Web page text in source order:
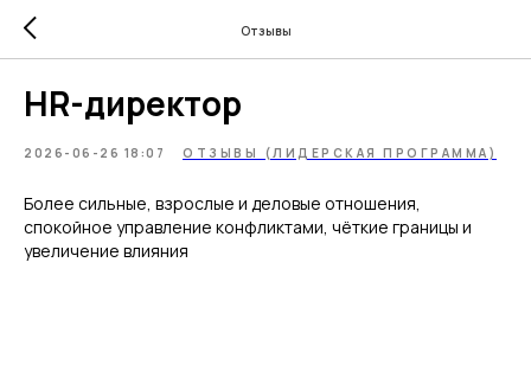
Отзывы
HR-директор
2026-06-26 18:07 ОТЗЫВЫ (ЛИДЕРСКАЯ ПРОГРАММА)
Более сильные, взрослые и деловые отношения,
спокойное управление конфликтами, чёткие границы и
увеличение влияния